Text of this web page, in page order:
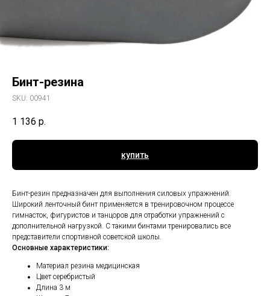
Бинт-резина
SKU: 00941
1 136 р.
купить
Бинт-резин предназначен для выполнения силовых упражнений.
Широкий ленточный бинт применяется в тренировочном процессе
гимнасток, фигуристов и танцоров для отработки упражнений с
дополнительной нагрузкой. С такими бинтами тренировались все
представители спортивной советской школы.
Основные характеристики:
Материал резина медицинская
Цвет серебристый
Длина 3 м